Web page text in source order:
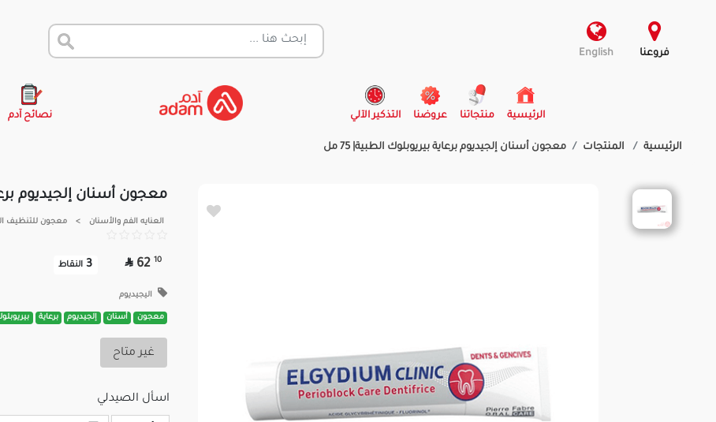
فروعنا English
الرئيسية
(current) منتجاتنا عروضنا التذكير الآلي نصائح آدم
الرئيسية المنتجات معجون أسنان إلجيديوم برعاية بيريوبلوك الطبية| 75 مل
معجون أسنان إلجيديوم
العنايه الفم والأسنان > معجون للتنظيف
10
62

3 النقاط
اليجيديوم
معجون أسنان إلجيديوم برعاية
غير متاح
اسأل الصيدلي